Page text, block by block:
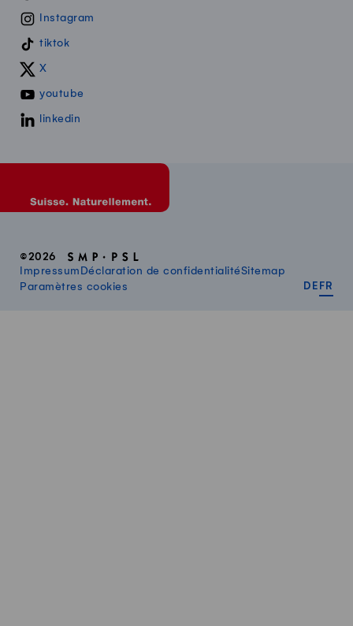
Instagram
tiktok
X
youtube
linkedin
©2026
Impressum Déclaration de confidentialitéSitemap
Paramètres cookies
DE FR